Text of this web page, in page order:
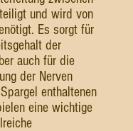
und wird von
Es sorgt für
der
auch für die
der Nerven
enthaltenen
eine wichtige